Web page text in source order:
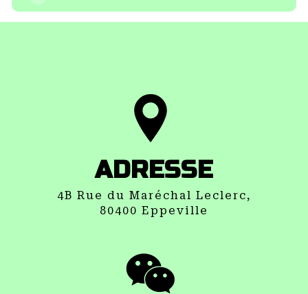
ADRESSE
4B Rue du Maréchal Leclerc,
80400 Eppeville